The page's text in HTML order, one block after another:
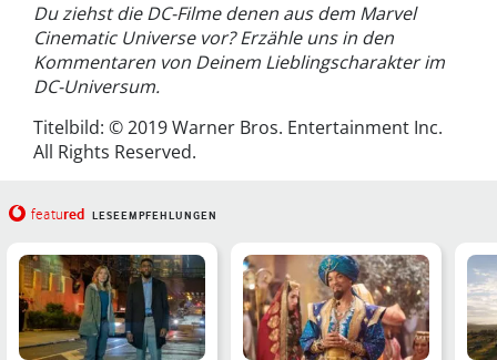
Du ziehst die DC-Filme denen aus dem Marvel
Cinematic Universe vor? Erzähle uns in den
Kommentaren von Deinem Lieblingscharakter im
DC-Universum.
Titelbild: © 2019 Warner Bros. Entertainment Inc.
All Rights Reserved.
featured LESEEMPFEHLUNGEN